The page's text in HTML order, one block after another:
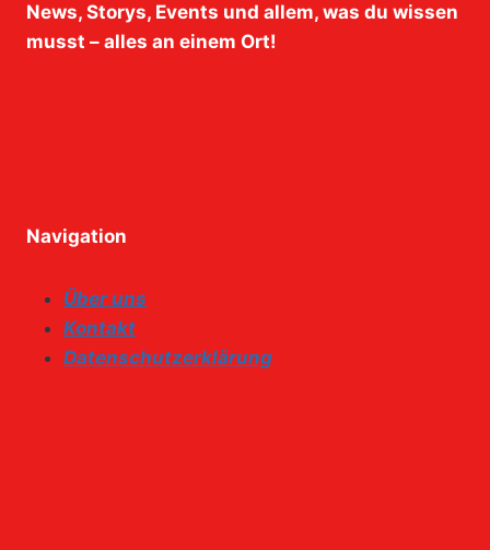
News, Storys, Events und allem, was du wissen
musst – alles an einem Ort!
Navigation
Über uns
Kontakt
Datenschutzerklärung